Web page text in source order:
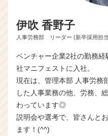
伊吹 香野子
人事労務部 リーダー (新卒採用担
ベンチャー企業2社の勤務
社マニフェストに入社。
現在は、管理本部 人事労務
した人事業務の他、労務、
わっています◎
説明会や選考で、皆さんと
ます！(^^)